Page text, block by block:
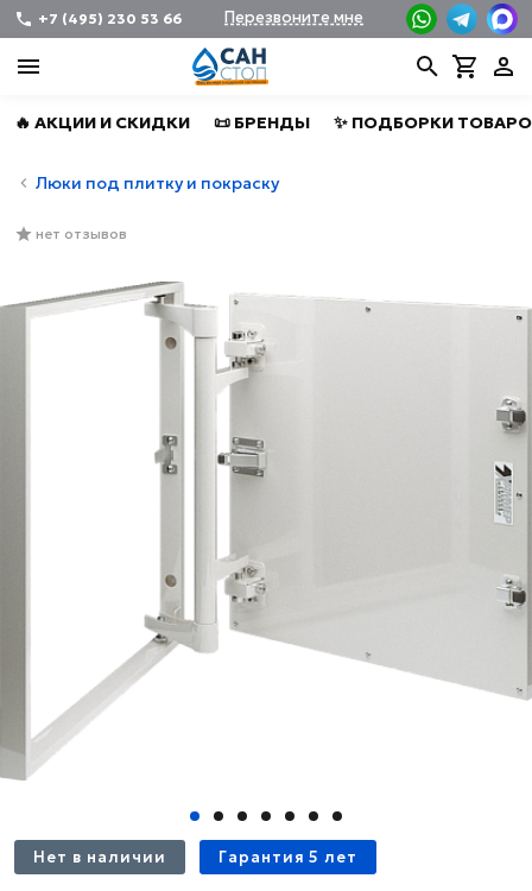
+7 (495) 230 53 66 Перезвоните мне
🔥 АКЦИИ И СКИДКИ 📜 БРЕНДЫ ✨ ПОДБОРКИ
Люки под плитку и покраску
нет отзывов
Нет в наличии Гарантия 5 лет